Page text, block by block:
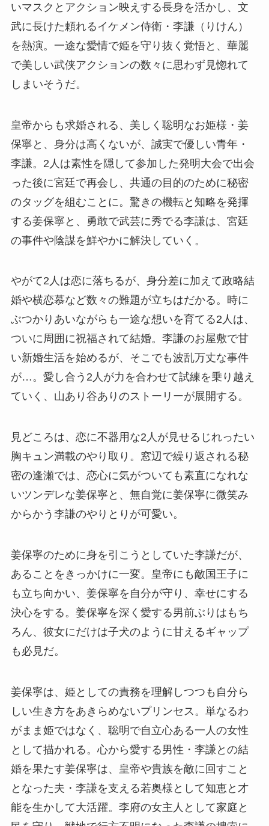
いマスクとアクション映えする長身を活かし、文
武に長けた頼れるイケメン侍衛・李謙（りけん）
を熱演。一途な愛情で姫を守り抜く覚悟と、華麗
で美しい武侠アクションの数々に思わず見惚れて
しまいそうだ。
皇帝からも求婚される、美しく聡明なお姫様・姜
保寧と、身分は高くないが、誠実で優しい青年・
李謙。2人は素性を隠して参加した発明大会で出会
った後に宮廷で再会し、共通の目的のために秘密
のタッグを組むことに。驚きの機転と知略を発揮
する姜保寧と、勇敢で武芸に秀でる李謙は、宮廷
の事件や陰謀を鮮やかに解決していく。
やがて2人は恋に落ちるが、身分差に加えて政略結
婚や横恋慕など数々の難題が立ちはだかる。時に
ぶつかりあいながらも一途な想いを育てる2人は、
ついに周囲に祝福されて結婚。李謙のお屋敷で甘
い新婚生活を始めるが、そこでも波乱万丈な事件
が…。愛し合う2人が力を合わせて試練を乗り越え
ていく、山あり谷ありのストーリーが展開する。
見どころは、恋に不器用な2人が見せるじれったい
胸キュン満載のやり取り。窓辺で繰り返される秘
密の逢瀬では、恋心に気がついても素直になれな
いツンデレな姜保寧と、無自覚に姜保寧に微笑み
からかう李謙のやりとりが可愛い。
姜保寧のために身を引こうとしていた李謙だが、
あることをきっかけに一変。皇帝にも敵国王子に
も立ち向かい、姜保寧を自分が守り、幸せにする
決心をする。姜保寧を深く愛する男前ぶりはもち
ろん、彼女にだけは子犬のように甘えるギャップ
も必見だ。
姜保寧は、姫としての責務を理解しつつも自分ら
しい生き方をあきらめないプリンセス。単なるわ
がまま姫ではなく、聡明で自立心ある一人の女性
として描かれる。心から愛する男性・李謙との結
婚を果たす姜保寧は、皇帝や貴族を敵に回すこと
となった夫・李謙を支える若奥様として知恵と才
能を生かして大活躍。李府の女主人として家庭と